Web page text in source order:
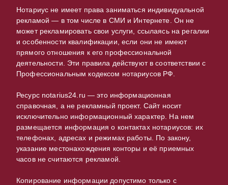
Нотариус не имеет права заниматься индивидуальной
рекламой — в том числе в СМИ и Интернете. Он не
может рекламировать свои услуги, ссылаясь на регалии
и особенности квалификации, если они не имеют
прямого отношения к его профессиональной
деятельности. Эти правила действуют в соответствии с
Профессиональным кодексом нотариусов РФ.
Ресурс notarius24.ru — это информационная
справочная, а не рекламный проект. Сайт носит
исключительно информационный характер. На нем
размещается информация о контактах нотариусов: их
телефонах, адресах и режимах работы. По закону,
указание местонахождения конторы и её приемных
часов не считаются рекламой.
Копирование информации допустимо только с